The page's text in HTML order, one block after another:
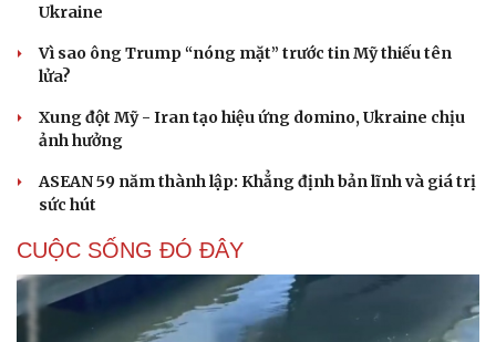
Ukraine
Vì sao ông Trump “nóng mặt” trước tin Mỹ thiếu tên
lửa?
Xung đột Mỹ - Iran tạo hiệu ứng domino, Ukraine chịu
ảnh hưởng
ASEAN 59 năm thành lập: Khẳng định bản lĩnh và giá trị
sức hút
CUỘC SỐNG ĐÓ ĐÂY